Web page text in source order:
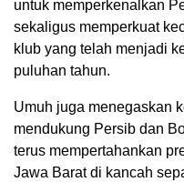
untuk memperkenalkan
sekaligus memperkuat
klub yang telah menjadi
puluhan tahun.
Umuh juga menegaskan
mendukung Persib dan
terus mempertahankan
Jawa Barat di kancah